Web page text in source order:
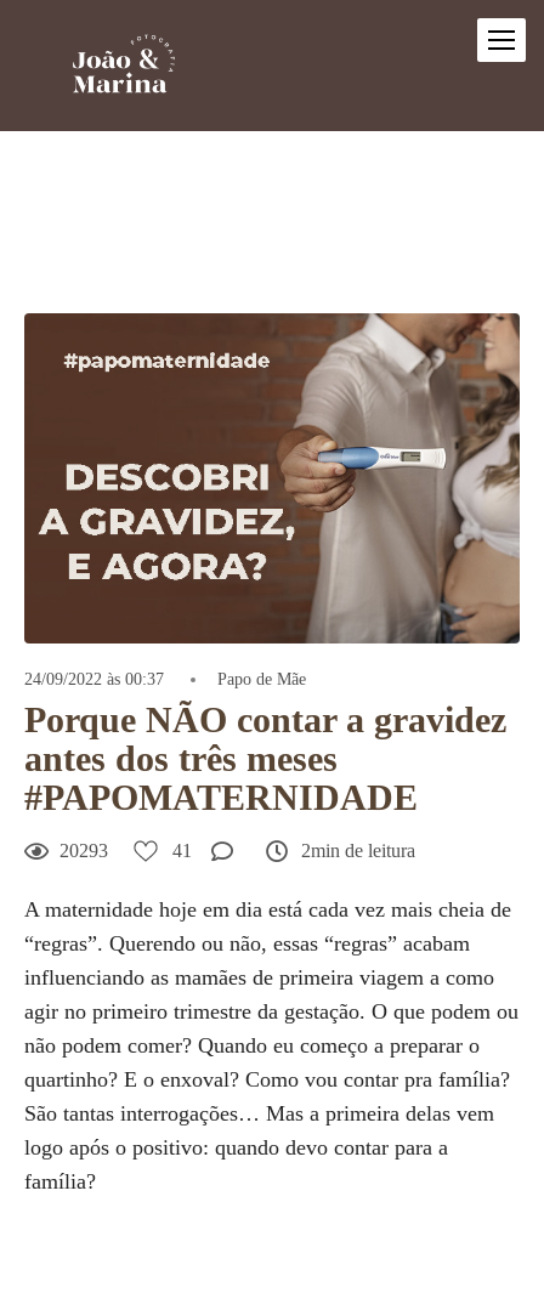
24/09/2022 às 00:37 Papo de Mãe
Porque NÃO contar a gravidez
antes dos três meses
#PAPOMATERNIDADE
20293 41 2min de leitura
A maternidade hoje em dia está cada vez mais cheia de
“regras”. Querendo ou não, essas “regras” acabam
influenciando as mamães de primeira viagem a como
agir no primeiro trimestre da gestação. O que podem ou
não podem comer? Quando eu começo a preparar o
quartinho? E o enxoval? Como vou contar pra família?
São tantas interrogações… Mas a primeira delas vem
logo após o positivo: quando devo contar para a
família?